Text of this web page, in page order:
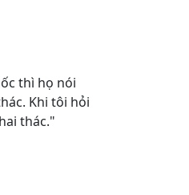
thì họ nói
Khi tôi hỏi
thác."